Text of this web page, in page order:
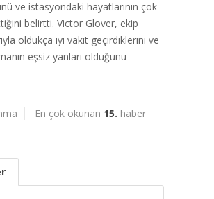
ve istasyondaki hayatlarının çok
belirtti. Victor Glover, ekip
oldukça iyi vakit geçirdiklerini ve
eşsiz yanları olduğunu
En çok okunan 15. haber